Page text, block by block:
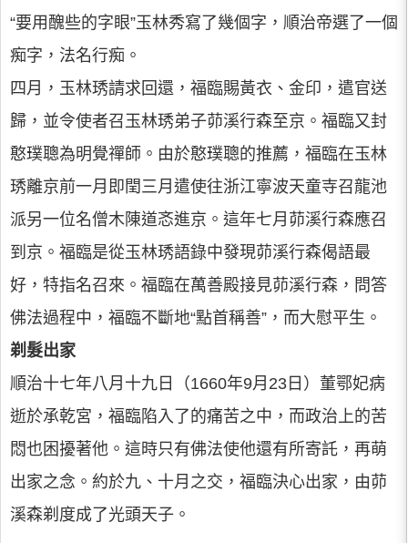
“要用醜些的字眼”玉林秀寫了幾個字，順治帝選了一個
痴字，法名行痴。
四月，玉林琇請求回還，福臨賜黃衣、金印，遣官送
歸，並令使者召玉林琇弟子茆溪行森至京。福臨又封
憨璞聰為明覺禪師。由於憨璞聰的推薦，福臨在玉林
琇離京前一月即閏三月遣使往浙江寧波天童寺召龍池
派另一位名僧木陳道忞進京。這年七月茆溪行森應召
到京。福臨是從玉林琇語錄中發現茆溪行森偈語最
好，特指名召來。福臨在萬善殿接見茆溪行森，問答
佛法過程中，福臨不斷地“點首稱善”，而大慰平生。
剃髮出家
順治十七年八月十九日（1660年9月23日）董鄂妃病
逝於承乾宮，福臨陷入了的痛苦之中，而政治上的苦
悶也困擾著他。這時只有佛法使他還有所寄託，再萌
出家之念。約於九、十月之交，福臨決心出家，由茆
溪森剃度成了光頭天子。